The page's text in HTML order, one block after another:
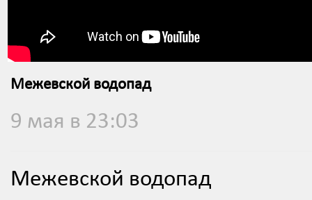
Межевской водопад
9 мая в 23:03
Межевской водопад